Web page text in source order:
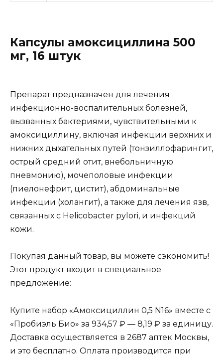
Капсулы амоксициллина 500
мг, 16 штук
Препарат предназначен для лечения
инфекционно-воспалительных болезней,
вызванных бактериями, чувствительными к
амоксициллину, включая инфекции верхних и
нижних дыхательных путей (тонзиллофарингит,
острый средний отит, внебольничную
пневмонию), мочеполовые инфекции
(пиелонефрит, цистит), абдоминальные
инфекции (холангит), а также для лечения язв,
связанных с Helicobacter pylori, и инфекций
кожи.
Покупая данный товар, вы можете сэкономить!
Этот продукт входит в специальное
предложение:
Купите набор «Амоксициллин 0,5 N16» вместе с
«Пробиэль Био» за 934,57 ₽ — 8,19 ₽ за единицу.
Доставка осуществляется в 2687 аптек Москвы,
и это бесплатно. Оплата производится при